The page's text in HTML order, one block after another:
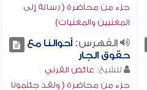
جزء من محاضرة ( رسالة إلى
المغنيين والمغنيات)
الفهرس:أحوالنا مع
حقوق الجار
للشيخ: عائض القرني
جزء من محاضرة ( ولقد جئتمونا